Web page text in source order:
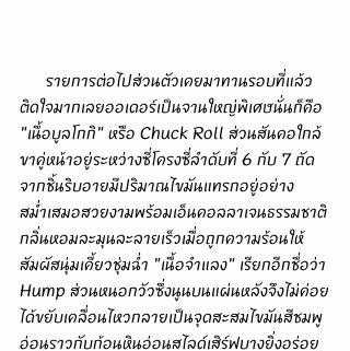
ติดใจมากเลยออเดอร์เป็นจานใหญ่พิเศษนั่นก็คือ
"เนื้อบูลโกกิ" หรือ Chuck Roll ส่วนสันคอใกล้
ขาคู่หน้าอยู่ระหว่างซี่โครงซี่ลำดับที่ 6 กับ 7 ถัด
จากชิ้นริบอายมีปริมาณไขมันแทรกอยู่อย่าง
สม่ำเสมอสวยงามพร้อมเอ็นคอลลาเจนธรรมชาติ
กลิ่นหอมละมุนละลายเร็วเมื่อถูกความร้อนให้
สัมผัสนุ่มเคี้ยวชุ่มฉ่ำ "เนื้อจำแลง" เรียกอีกชื่อว่า
Hump ส่วนหนอกวัวซึ่งนูนบนแผ่นหลังจึงไม่ค่อย
ได้ขยับเคลื่อนไหวกลายเป็นจุดสะสมไขมันสีชมพู
อ่อนราวกับก้อนหินอ่อนสไลด์เสิร์ฟบางยิ่งอร่อย